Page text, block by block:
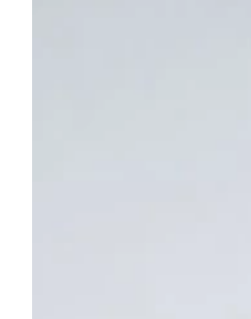
PITAKA Air Case For Apple
PITAKA Carbon Fiber Watch
イージーアジャスト メタルバ